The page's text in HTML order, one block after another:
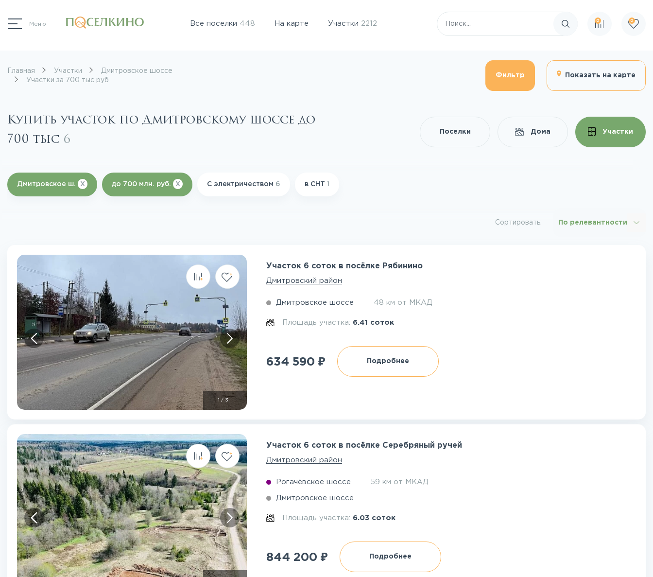
Меню Все поселки 448 На карте Участки 2212
Поиск по сайту
0 0
Главная Участки
Дмитровское шоссе
Участки за 700 тыс руб
Фильтр Показать на карте
Купить участок по Дмитровскому шоссе до
700 тыс 6 Поселки Дома Участки
Дмитровское ш. X до 700 млн. руб. X С электричеством 6 в СНТ 1
Сортировать: По релевантности
/ 3
Участок 6 соток в посёлке Рябинино
Дмитровский район
Дмитровское шоссе 48 км от МКАД
Площадь участка: 6.41 соток
634 590 ₽ Подробнее
Участок 6 соток в посёлке Серебряный ручей
Дмитровский район
Рогачёвское шоссе 59 км от МКАД
Дмитровское шоссе
Площадь участка: 6.03 соток
844 200 ₽ Подробнее